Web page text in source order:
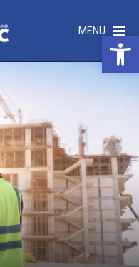
MENU